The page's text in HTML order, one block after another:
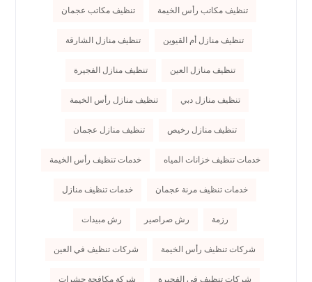
تنظيف مكاتب رأس الخيمة تنظيف مكاتب عجمان
تنظيف منازل أم القيوين تنظيف منازل الشارقة
تنظيف منازل العين تنظيف منازل الفجيرة
تنظيف منازل دبي تنظيف منازل رأس الخيمة
تنظيف منازل رخيص تنظيف منازل عجمان
خدمات تنظيف خزانات المياه خدمات تنظيف رأس الخيمة
خدمات تنظيف مرنة عجمان خدمات تنظيف منازل
رزمة رش صراصير رش مبيدات
شركات تنظيف رأس الخيمة شركات تنظيف في العين
شركات تنظيف في الفجيرة شركة مكافحة حشرات